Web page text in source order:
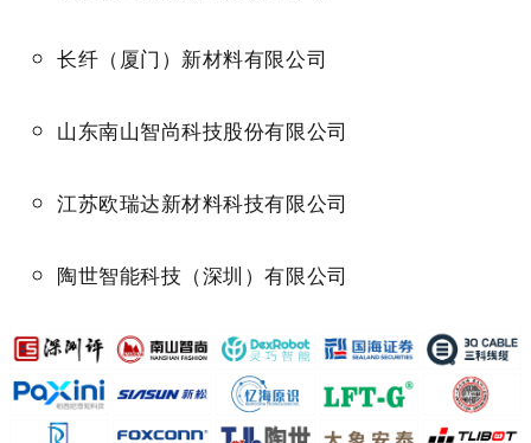
长纤（厦门）新材料有限公司
山东南山智尚科技股份有限公司
江苏欧瑞达新材料科技有限公司
陶世智能科技（深圳）有限公司